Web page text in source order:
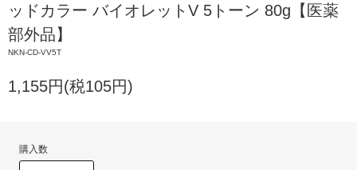
ッドカラー バイオレットV 5トーン 80g【医薬
部外品】
NKN-CD-VV5T
1,155円(税105円)
購入数